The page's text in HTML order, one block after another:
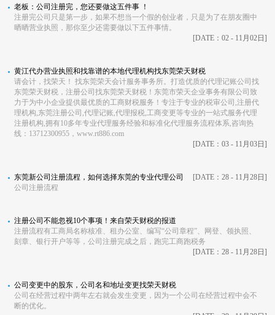
老板：公司注册完，您还要做这五件事 ！
注册完公司只是第一步，如果不想当一个假的创业者，只是为了在朋友圈中
晒晒营业执照，那你至少还需要做以下五件事情。
[DATE：02 - 11月02日]
黄江代办营业执照和找靠谱的本地代理机构找东莞荣天财税
请会计，找荣天！ 找东莞荣天会计服务事务所。打造优质的代理记账公司找
东莞荣天财税，注册公司找东莞荣天财税！东莞市荣天企业事务有限公司致
力于为中小企业提供最优质的工商财税服务！专注于专业的税审公司,注册代
理机构,东莞注册公司,代理记账,代理报税,工商变更等专业的一站式服务代理
注册机构,拥有10多年专业代理服务经验和标准化代理服务流程体系,咨询热
线：13712300955，www.rt886.com
[DATE：03 - 11月03日]
东莞新公司注册流程，如何选择东莞的专业代理公司
公司注册流程
[DATE：28 - 11月28日]
注册公司不能忽视10个事项！来自荣天财税的报道
注册流程有工商局名称核准、租办公室、编写“公司章程”、网登、领执照、
刻章、银行开户等等，公司注册完成之后，跑完工商跑税务
[DATE：28 - 11月28日]
公司变更中的股东，公司名和地址变更找荣天财税
公司在经营过程中两年左右就会发生变更，因为一个公司在经营过程中会不
断的优化。